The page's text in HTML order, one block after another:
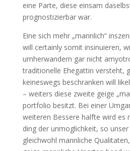
eine Parte, diese einsam
prognostizierbar war.
Eine sich mehr „mannlich“
will certainly somit insinuieren,
umherwandern gar nicht
traditionelle Ehegattin versteht,
keineswegs beschranken will
– weiters diese zweite geige
portfolio besitzt. Bei einer
weiteren Bessere halfte wird es
ding der unmoglichkeit, so
gleichwohl mannliche